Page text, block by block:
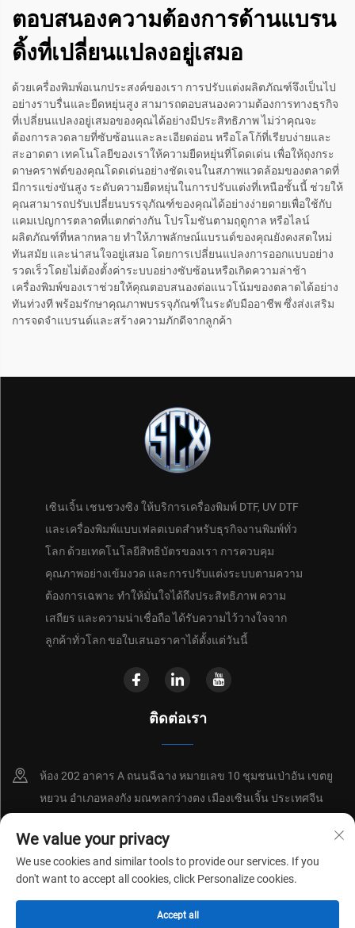
ตอบสนองความต้องการด้านแบรน
ดิ้งที่เปลี่ยนแปลงอยู่เสมอ
ด้วยเครื่องพิมพ์อเนกประสงค์ของเรา การปรับแต่งผลิตภัณฑ์จึงเป็นไป
อย่างราบรื่นและยืดหยุ่นสูง สามารถตอบสนองความต้องการทางธุรกิจ
ที่เปลี่ยนแปลงอยู่เสมอของคุณได้อย่างมีประสิทธิภาพ ไม่ว่าคุณจะ
ต้องการลวดลายที่ซับซ้อนและละเอียดอ่อน หรือโลโก้ที่เรียบง่ายและ
สะอาดตา เทคโนโลยีของเราให้ความยืดหยุ่นที่โดดเด่น เพื่อให้ถุงกระ
ดาษคราฟต์ของคุณโดดเด่นอย่างชัดเจนในสภาพแวดล้อมของตลาดที่
มีการแข่งขันสูง ระดับความยืดหยุ่นในการปรับแต่งที่เหนือชั้นนี้ ช่วยให้
คุณสามารถปรับเปลี่ยนบรรจุภัณฑ์ของคุณได้อย่างง่ายดายเพื่อใช้กับ
แคมเปญการตลาดที่แตกต่างกัน โปรโมชันตามฤดูกาล หรือไลน์
ผลิตภัณฑ์ที่หลากหลาย ทำให้ภาพลักษณ์แบรนด์ของคุณยังคงสดใหม่
ทันสมัย และน่าสนใจอยู่เสมอ โดยการเปลี่ยนแปลงการออกแบบอย่าง
รวดเร็วโดยไม่ต้องตั้งค่าระบบอย่างซับซ้อนหรือเกิดความล่าช้า
เครื่องพิมพ์ของเราช่วยให้คุณตอบสนองต่อแนวโน้มของตลาดได้อย่าง
ทันท่วงที พร้อมรักษาคุณภาพบรรจุภัณฑ์ในระดับมืออาชีพ ซึ่งส่งเสริม
การจดจำแบรนด์และสร้างความภักดีจากลูกค้า
เซินเจิ้น เชนชวงซิง ให้บริการเครื่องพิมพ์ DTF, UV DTF
และเครื่องพิมพ์แบบเฟลตเบดสำหรับธุรกิจงานพิมพ์ทั่ว
โลก ด้วยเทคโนโลยีสิทธิบัตรของเรา การควบคุม
คุณภาพอย่างเข้มงวด และการปรับแต่งระบบตามความ
ต้องการเฉพาะ ทำให้มั่นใจได้ถึงประสิทธิภาพ ความ
เสถียร และความน่าเชื่อถือ ได้รับความไว้วางใจจาก
ลูกค้าทั่วโลก ขอใบเสนอราคาได้ตั้งแต่วันนี้
ติดต่อเรา
ห้อง 202 อาคาร A ถนนฉีฉาง หมายเลข 10 ชุมชนเป่าอัน เขตยู
หยวน อำเภอหลงกัง มณฑลกว่างตง เมืองเซินเจิ้น ประเทศจีน
+86-18214652676
[email protected]
ลิขสิทธิ์ © 2026 โดยบริษัท Shenzhen Shenchuangxing Technology Co.,
We value your privacy
We use cookies and similar tools to provide our services. If you
don't want to accept all cookies, click Personalize cookies.
Accept all